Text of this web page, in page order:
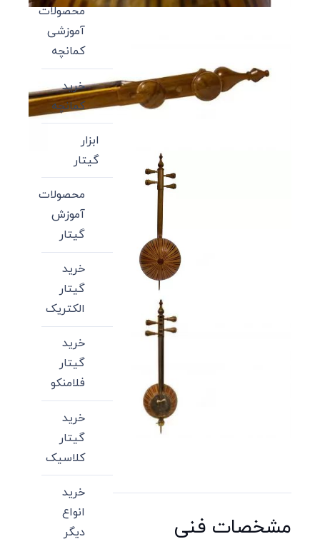
مشخصات فنی
محصولات
آموزشی
کمانچه
خرید
کمانچه
ابزار
گیتار
محصولات
آموزش
گیتار
خرید
گیتار
الکتریک
خرید
گیتار
فلامنکو
خرید
گیتار
کلاسیک
خرید
انواع
دیگر